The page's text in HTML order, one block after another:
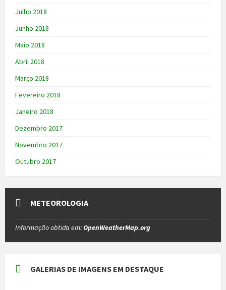
Julho 2018
Junho 2018
Maio 2018
Abril 2018
Março 2018
Fevereiro 2018
Janeiro 2018
Dezembro 2017
Novembro 2017
Outubro 2017
METEOROLOGIA
Informação obtida em:OpenWeatherMap.org
GALERIAS DE IMAGENS EM DESTAQUE